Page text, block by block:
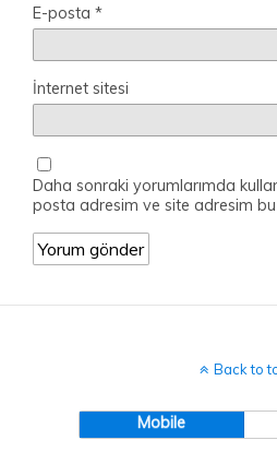
E-posta *
İnternet sitesi
Daha sonraki yorumlarımda
posta adresim ve site adresim bu
Back to
Mobile